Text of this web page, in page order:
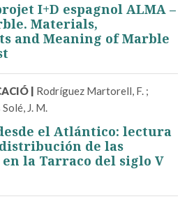
I+D espagnol ALMA –
Materials,
and Meaning of Marble
| Rodríguez Martorell, F. ;
J. M.
el Atlántico: lectura
de las
la Tarraco del siglo V